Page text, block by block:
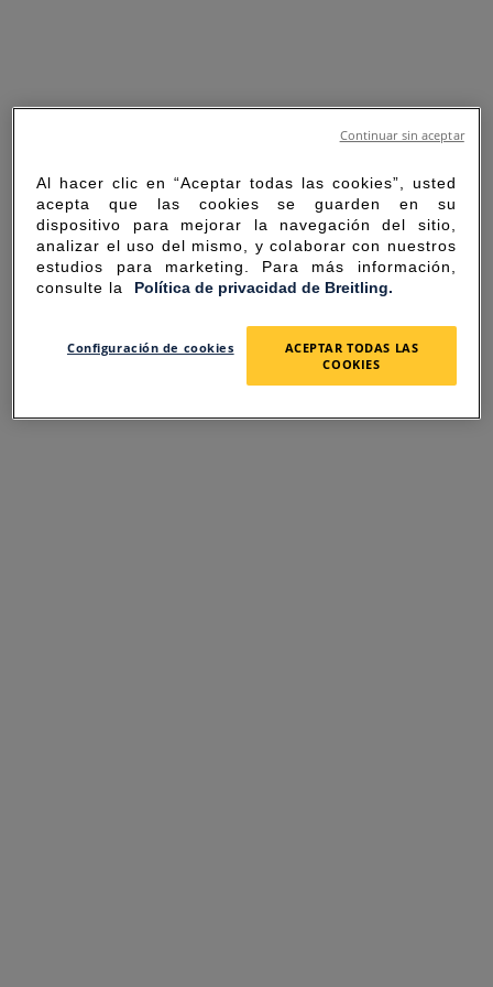
SORRY FOR THE
INCONVENIENCE
Al hacer clic en “Aceptar todas las cookies”, usted
acepta que las cookies se guarden en su
dispositivo para mejorar la navegación del sitio,
analizar el uso del mismo, y colaborar con nuestros
estudios para marketing. Para más información,
consulte la Política de privacidad de Breitling.
Configuración de cookies
ACEPTAR TODAS LAS
COOKIES
Continuar sin aceptar